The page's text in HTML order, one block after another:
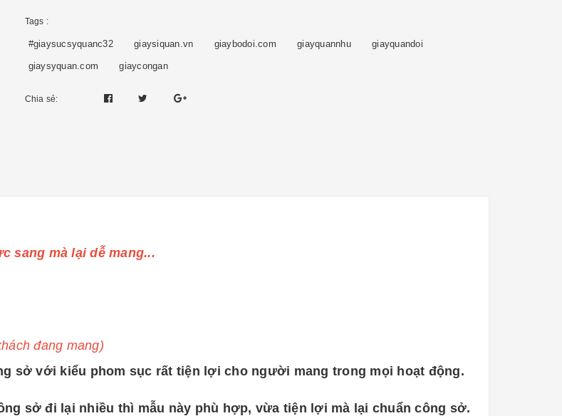
Tags :
#giaysucsyquanc32 giaysiquan.vn giaybodoi.com giayquannhu giayquandoi
giaysyquan.com giaycongan
Chia sẻ:
sang mà lại dễ mang...
đang mang)
sở với kiểu phom sục rất tiện lợi cho người mang trong mọi hoạt động.
sở đi lại nhiều thì mẫu này phù hợp, vừa tiện lợi mà lại chuẩn công sở.